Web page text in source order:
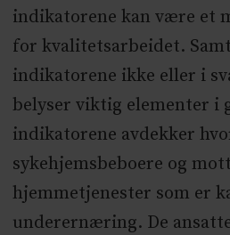
indikatorene kan være et
for kvalitetsarbeidet.
indikatorene ikke eller i
belyser viktig elementer i
indikatorene avdekker
sykehjemsbeboere og
hjemmetjenester som er
underernæring. De